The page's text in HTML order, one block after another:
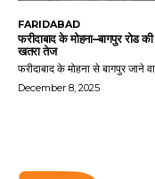
FARIDABAD
फरीदाबाद के मोहना–बागपुर रोड
खतरा तेज
फरीदाबाद के मोहना से बागपुर जाने
December 8, 2025